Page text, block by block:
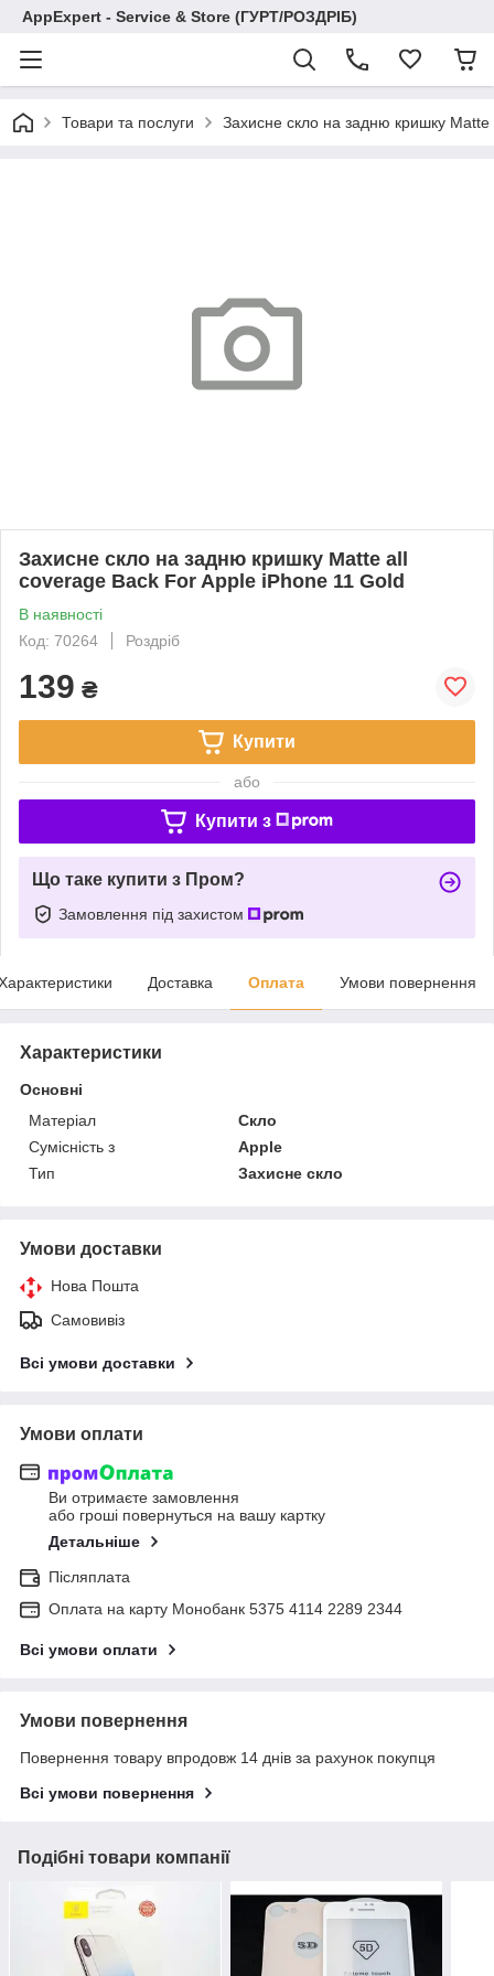
AppExpert - Service & Store (ГУРТ/РОЗДРІБ)
Товари та послуги Захисне скло на задню кришку
Захисне скло на задню кришку Matte all
coverage Back For Apple iPhone 11 Gold
В наявності
Код: 70264
Роздріб
139 ₴
Купити
або
Купити з
Що таке купити з Пром?
Замовлення під захистом
Доставка Оплата Умови повернення
Характеристики
Основні
Матеріал
Скло
Сумісність з
Apple
Тип
Захисне скло
Умови доставки
Нова Пошта
Самовивіз
Всі умови доставки
Умови оплати
Ви отримаєте замовлення
або гроші повернуться на вашу картку
Детальніше
Післяплата
Оплата на карту Монобанк 5375 4114 2289 2344
Всі умови оплати
Умови повернення
Повернення товару впродовж 14 днів за рахунок покупця
Всі умови повернення
Подібні товари компанії